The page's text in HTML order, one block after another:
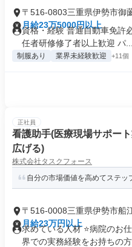
〒516-0803三重県伊勢市御
月給23万5000円以上
資格・経験 普通自動車免許
任者研修修了者以上歓迎 パ...
制服あり 業界未経験歓迎 +11個
正社員
看護助手(医療現場サポー
広げる)
株式会社タスクフォース
自分の市場価値を高めてステ
〒516-0008三重県伊勢市船
月給23万円以上
求めている人材 ⭐病院のお
界での実務経験をお持ちの方